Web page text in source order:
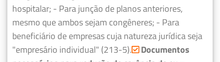
hospitalar; - Para junção de planos anteriores,
mesmo que ambos sejam congêneres; - Para
beneficiário de empresas cuja natureza jurídica seja
"empresário individual" (213-5). Documentos